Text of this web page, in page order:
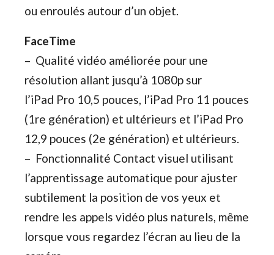
ou enroulés autour d’un objet.
FaceTime
– Qualité vidéo améliorée pour une
résolution allant jusqu’à 1080p sur
l’iPad Pro 10,5 pouces, l’iPad Pro 11 pouces
(1re génération) et ultérieurs et l’iPad Pro
12,9 pouces (2e génération) et ultérieurs.
– Fonctionnalité Contact visuel utilisant
l’apprentissage automatique pour ajuster
subtilement la position de vos yeux et
rendre les appels vidéo plus naturels, même
lorsque vous regardez l’écran au lieu de la